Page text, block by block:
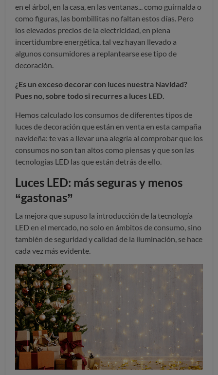
en el árbol, en la casa, en las ventanas... como guirnalda o
como figuras, las bombillitas no faltan estos días. Pero
los elevados precios de la electricidad, en plena
incertidumbre energética, tal vez hayan llevado a
algunos consumidores a replantearse ese tipo de
decoración.
¿Es un exceso decorar con luces nuestra Navidad?
Pues no, sobre todo si recurres a luces LED.
Hemos calculado los consumos de diferentes tipos de
luces de decoración que están en venta en esta campaña
navideña: te vas a llevar una alegría al comprobar que los
consumos no son tan altos como piensas y que son las
tecnologías LED las que están detrás de ello.
Luces LED: más seguras y menos
“gastonas”
La mejora que supuso la introducción de la tecnología
LED en el mercado, no solo en ámbitos de consumo, sino
también de seguridad y calidad de la iluminación, se hace
cada vez más evidente.